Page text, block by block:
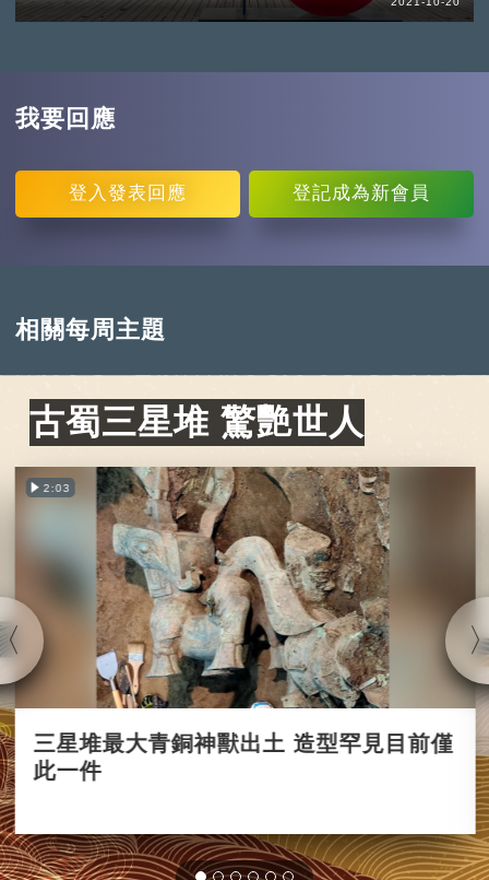
我要回應
登入 發表回應 登記成為新會員
相關每周主題
古蜀三星堆 驚艷世人
2:03
三星堆最大青銅神獸出土 造型罕見目前僅
此一件